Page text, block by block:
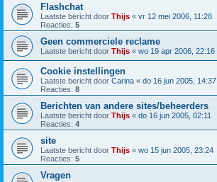
Flashchat
Laatste bericht door Thijs « vr 12 mei 2006, 11:28
Reacties: 5
Geen commerciele reclame
Laatste bericht door Thijs « wo 19 apr 2006, 22:16
Cookie instellingen
Laatste bericht door Carina « do 16 jun 2005, 14:37
Reacties: 8
Berichten van andere sites/beheerders
Laatste bericht door Thijs « do 16 jun 2005, 02:11
Reacties: 4
site
Laatste bericht door Thijs « wo 15 jun 2005, 23:24
Reacties: 5
Vragen